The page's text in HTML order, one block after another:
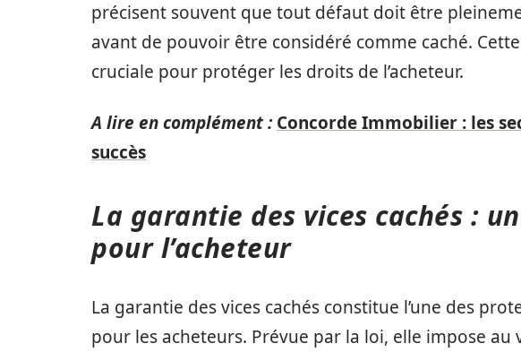
précisent souvent que tout défaut doit être
avant de pouvoir être considéré comme caché.
cruciale pour protéger les droits de l’acheteur.
A lire en complément : Concorde Immobilier : les
succès
La garantie des vices cachés :
pour l’acheteur
La garantie des vices cachés constitue l’une des
pour les acheteurs. Prévue par la loi, elle impose au